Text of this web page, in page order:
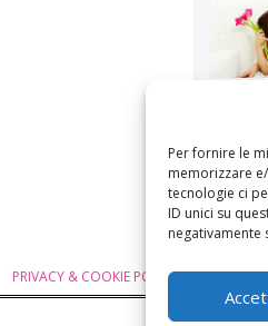
Per fornire le
memorizzare
tecnologie ci
ID unici su
negativamente
PRIVACY & COOKIE POLICY